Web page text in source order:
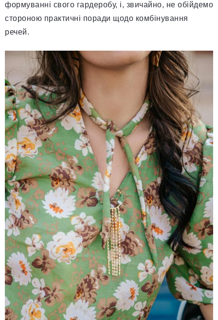
формуванні свого гардеробу, і, звичайно, не обійдемо
стороною практичні поради щодо комбінування
речей.